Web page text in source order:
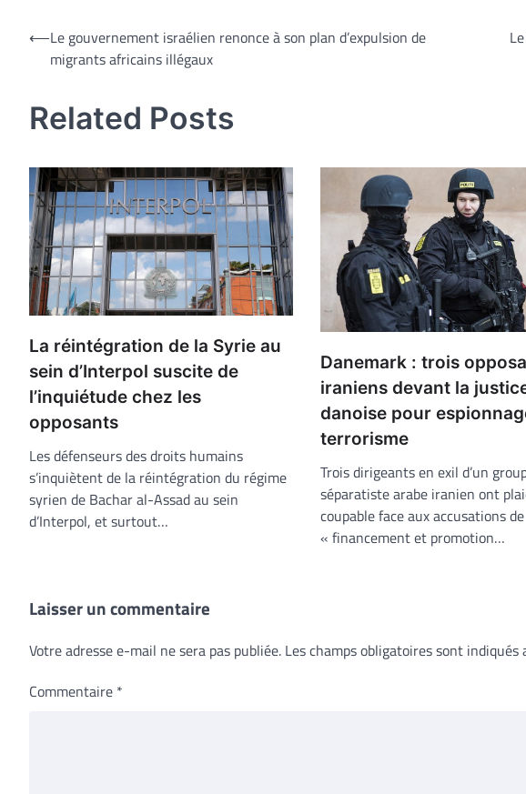
Navigation
⟵Le gouvernement israélien renonce à son plan d’expulsion de
migrants africains illégaux
Related Posts
La réintégration de la Syrie au
sein d’Interpol suscite de
l’inquiétude chez les
opposants
Les défenseurs des droits humains
s’inquiètent de la réintégration du régime
syrien de Bachar al-Assad au sein
d’Interpol, et surtout…
Danemark : trois
iraniens devant la
danoise pour
terrorisme
Trois dirigeants en exil d’un
séparatiste arabe iranien ont
coupable face aux accusations de
« financement et promotion…
Laisser un commentaire
Votre adresse e-mail ne sera pas publiée. Les champs obligatoires sont indiqués
Commentaire *